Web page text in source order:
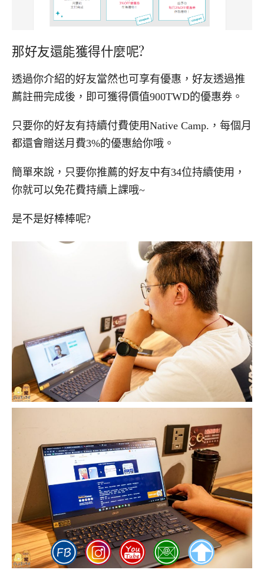
那好友還能獲得什麼呢?
透過你介紹的好友當然也可享有優惠，好友透過推
薦註冊完成後， 即可獲得價值900TWD的優惠券。
只要你的好友有持續付費使用Native Camp.，每個月
都還會贈送月費3%的優惠給你哦。
簡單來說，只要你推薦的好友中有34位持續使用，
你就可以免花費持續上課哦~
是不是好棒棒呢?